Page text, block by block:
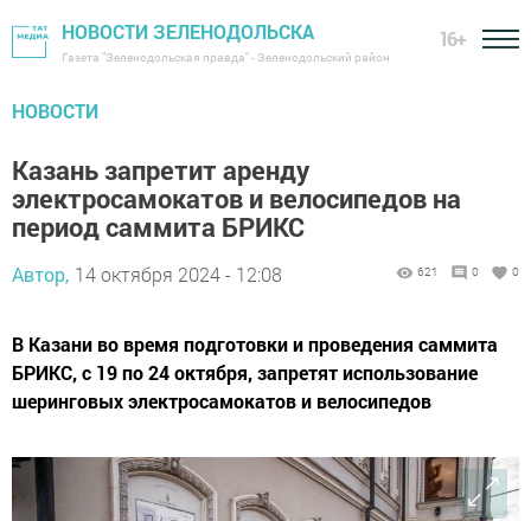
НОВОСТИ ЗЕЛЕНОДОЛЬСКА
Газета "Зеленодольская правда" - Зеленодольский район
16+
НОВОСТИ
Казань запретит аренду
электросамокатов и велосипедов на
период саммита БРИКС
Автор, 14 октября 2024 - 12:08 621 0 0
В Казани во время подготовки и проведения саммита
БРИКС, с 19 по 24 октября, запретят использование
шеринговых электросамокатов и велосипедов